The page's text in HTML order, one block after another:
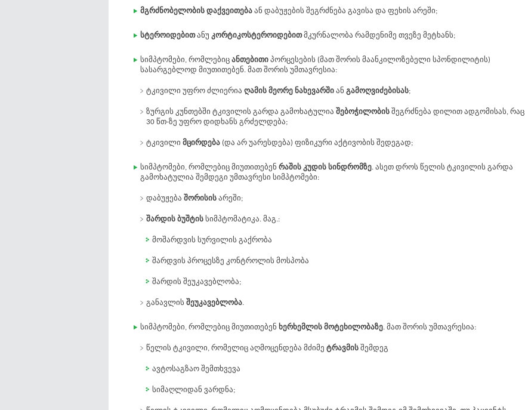
მგრძნობელობის დაქვეითება ან დაბუჟების შეგრძნება გავისა და ფეხის არეში;
სტეროიდებითანუ კორტიკოსტეროიდებითმკურნალობა რამდენიმე თვეზე მეტხანს;
სიმპტომები, რომლებიც ანთებითი პორცესების (მათ შორის მაანკილოზებელი სპონდილიტის)
სასარგებლოდ მიუთითებენ. მათ შორის უმთავრესია:
ტკივილი უფრო ძლიერია ღამის მეორე ნახევარში ან გამოღვიძებისას;
ზურგის კუნთებში ტკივილის გარდა გამოხატულია შებოჭილობის შეგრძნება დილით ადგომისას, რაც
30 წთ-ზე უფრო დიდხანს გრძელდება;
ტკივილი მცირდება (და არ უარესდება) ფიზიკური აქტივობის შედეგად;
სიმპტომები, რომლებიც მიუთითებენ რაშის კუდის სინდრომზე. ასეთ დროს წელის ტკივილის გარდა
გამოხატულია შემდეგი უმთავრესი სიმპტომები:
დაბუჟება შორისის არეში;
შარდის ბუშტის სიმპტომატიკა. მაგ.:
მოშარდვის სურვილის გაქრობა
შარდვის პროცესზე კონტროლის მოსპობა
შარდის შეუკავებლობა;
განავლის შეუკავებლობა.
სიმპტომები, რომლებიც მიუთითებენ ხერხემლის მოტეხილობაზე. მათ შორის უმთავრესია:
წელის ტკივილი, რომელიც აღმოცენდება მძიმე ტრავმის შემდეგ
ავტოსაგზაო შემთხვევა
სიმაღლიდან ვარდნა;